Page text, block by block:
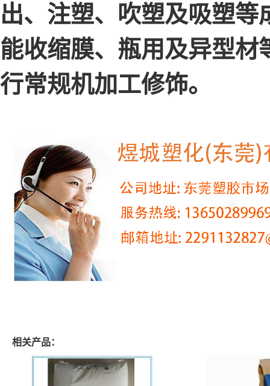
出、注塑、吹塑及吸塑
能收缩膜、瓶用及异型
行常规机加工修饰。
相关产品：